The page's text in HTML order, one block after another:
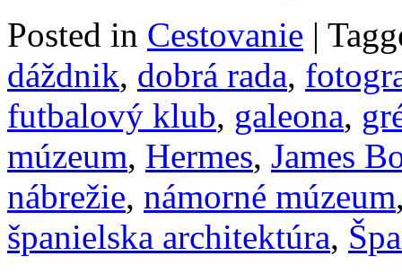
Posted in Cestovanie |
dáždnik, dobrá rada,
futbalový klub, galeona,
múzeum, Hermes, James
nábrežie, námorné múzeum
španielska architektúra,